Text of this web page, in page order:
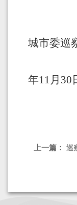
城市委巡
年11月 30
上一篇：巡